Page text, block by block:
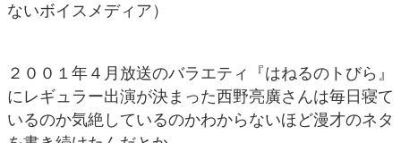
ないボイスメディア）
２００１年４月放送のバラエティ『はねるのトびら』
にレギュラー出演が決まった西野亮廣さんは毎日寝て
いるのか気絶しているのかわからないほど漫才のネタ